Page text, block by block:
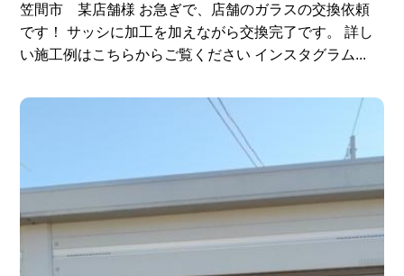
笠間市 某店舗様 お急ぎで、店舗のガラスの交換依頼
です！ サッシに加工を加えながら交換完了です。 詳し
い施工例はこちらからご覧ください インスタグラム...